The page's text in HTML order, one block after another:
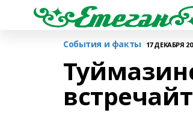
События и факты 17 ДЕКАБРЯ